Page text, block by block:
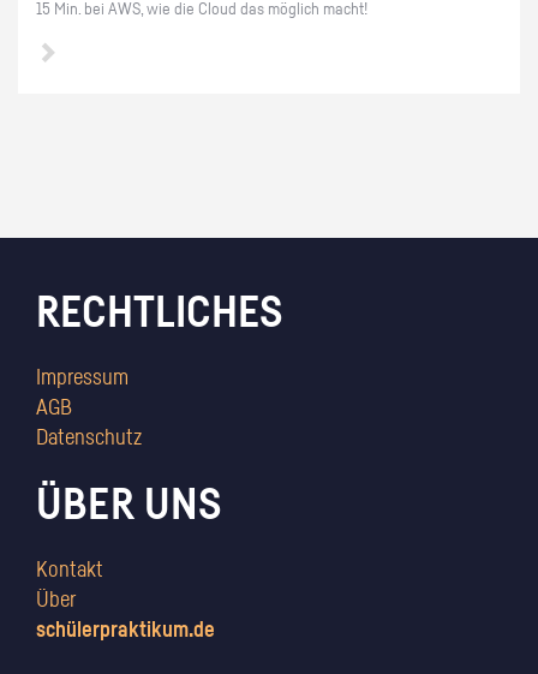
15 Min. bei AWS, wie die Cloud das mög­lich macht!
RECHTLICHES
Impressum
AGB
Datenschutz
ÜBER UNS
Kontakt
Über
schülerpraktikum.de